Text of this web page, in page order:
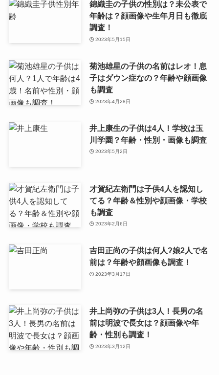
錦織圭の子供の性別は？未公表で
年齢は？顔画像や生年月日も徹底
調査！
2023年5月15日
菊池雄星の子供の名前はレオ！息
子はダウン症なの？年齢や顔画像
も調査
2023年4月28日
井上康生の子供は4人！学校は玉
川学園？年齢・性別・画像も調査
2023年5月2日
才賀紀左衛門は子供4人を認知し
てる？年齢＆性別や顔画像・学校
も調査
2023年2月6日
吉田正尚の子供は何人?娘2人で名
前は？年齢や顔画像も調査！
2023年3月17日
井上尚弥の子供は3人！長男の名
前は明波で長女は？顔画像や年
齢・性別も調査！
2023年3月12日